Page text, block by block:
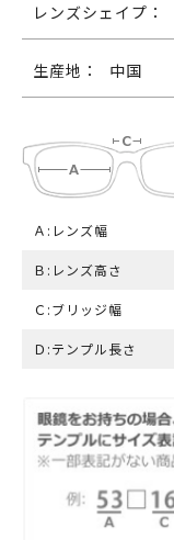
レンズシェイプ：
生産地： 中国
Ａ:レンズ幅
Ｂ:レンズ高さ
Ｃ:ブリッジ幅
Ｄ:テンプル長さ